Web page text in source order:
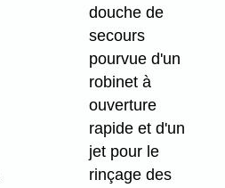
douche de
secours
pourvue d'un
robinet à
ouverture
rapide et d'un
jet pour le
rinçage des